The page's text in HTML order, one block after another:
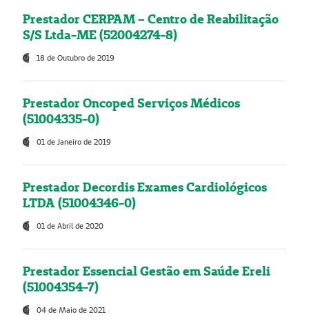
Prestador CERPAM – Centro de Reabilitação
S/S Ltda-ME (52004274-8)
18 de Outubro de 2019
Prestador Oncoped Serviços Médicos
(51004335-0)
01 de Janeiro de 2019
Prestador Decordis Exames Cardiológicos
LTDA (51004346-0)
01 de Abril de 2020
Prestador Essencial Gestão em Saúde Ereli
(51004354-7)
04 de Maio de 2021